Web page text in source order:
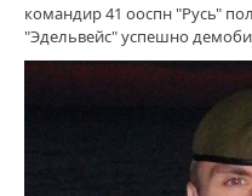
Дополнительно
loginvovchyk
командир 41 ооспн "Русь"
"Эдельвейс" успешно